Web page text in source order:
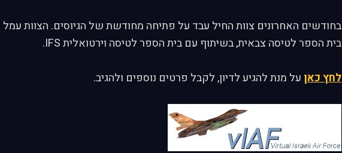
בחודשים האחרונים צוות החיל עבד על פתיחה מחודשת של הגיוסים. הצוות
בית הספר לטיסה צבאית, בשיתוף עם בית הספר לטיסה וירטואלית IFS.
לחץ כאן על מנת להגיע לדיון, לקבל פרטים נוספים ולהגיב.